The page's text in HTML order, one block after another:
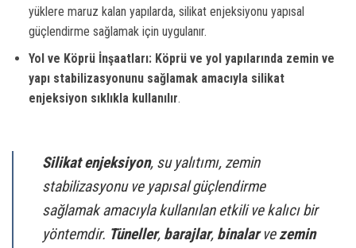
yüklere maruz kalan yapılarda, silikat enjeksiyonu yapısal
güçlendirme sağlamak için uygulanır.
Yol ve Köprü İnşaatları: Köprü ve yol yapılarında zemin ve
yapı stabilizasyonunu sağlamak amacıyla silikat
enjeksiyon sıklıkla kullanılır.
Silikat enjeksiyon, su yalıtımı, zemin
stabilizasyonu ve yapısal güçlendirme
sağlamak amacıyla kullanılan etkili ve kalıcı bir
yöntemdir. Tüneller, barajlar, binalarvezemin